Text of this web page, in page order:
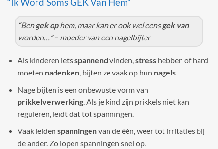
“Ik Word Soms GEK Van Hem”
“Bengek ophem, maar kan er ook wel eensgek van
worden…” – moeder van een nagelbijter
Als kinderen ietsspannend vinden,stresshebben of hard
moeten nadenken, bijten ze vaak op hun nagels.
Nagelbijten is een onbewuste vorm van
prikkelverwerking. Als je kind zijn prikkels niet kan
reguleren, leidt dat tot spanningen.
Vaak leiden spanningenvan de één, weer tot irritaties bij
de ander. Zo lopen spanningen snel op.